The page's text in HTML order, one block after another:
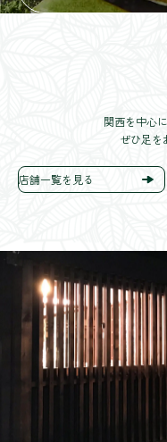
関西を中心
ぜひ足を
店舗一覧を見る